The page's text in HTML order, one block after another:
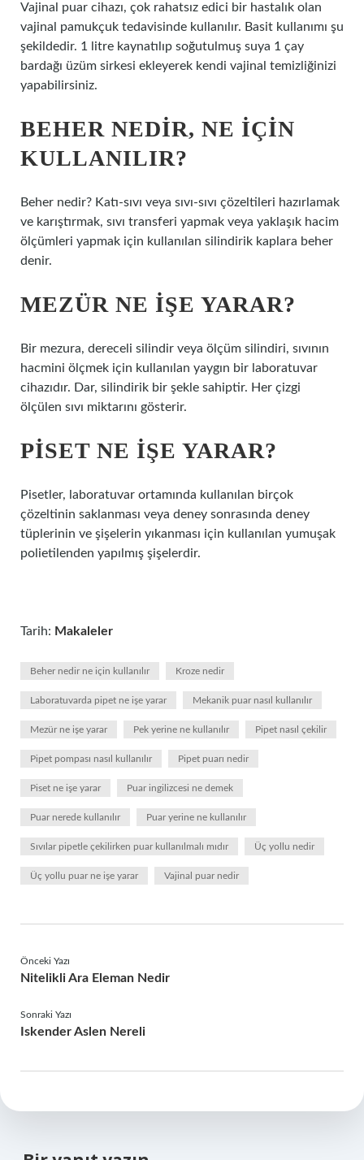
Vajinal puar cihazı, çok rahatsız edici bir hastalık olan
vajinal pamukçuk tedavisinde kullanılır. Basit kullanımı şu
şekildedir. 1 litre kaynatılıp soğutulmuş suya 1 çay
bardağı üzüm sirkesi ekleyerek kendi vajinal temizliğinizi
yapabilirsiniz.
BEHER NEDIR, NE IÇIN
KULLANILIR?
Beher nedir? Katı-sıvı veya sıvı-sıvı çözeltileri hazırlamak
ve karıştırmak, sıvı transferi yapmak veya yaklaşık hacim
ölçümleri yapmak için kullanılan silindirik kaplara beher
denir.
MEZÜR NE IŞE YARAR?
Bir mezura, dereceli silindir veya ölçüm silindiri, sıvının
hacmini ölçmek için kullanılan yaygın bir laboratuvar
cihazıdır. Dar, silindirik bir şekle sahiptir. Her çizgi
ölçülen sıvı miktarını gösterir.
PISET NE IŞE YARAR?
Pisetler, laboratuvar ortamında kullanılan birçok
çözeltinin saklanması veya deney sonrasında deney
tüplerinin ve şişelerin yıkanması için kullanılan yumuşak
polietilenden yapılmış şişelerdir.
Tarih: Makaleler
Beher nedir ne için kullanılır Kroze nedir
Laboratuvarda pipet ne işe yarar Mekanik puar nasıl kullanılır
Mezür ne işe yarar Pek yerine ne kullanılır Pipet nasıl çekilir
Pipet pompası nasıl kullanılır Pipet puarı nedir
Piset ne işe yarar Puar ingilizcesi ne demek
Puar nerede kullanılır Puar yerine ne kullanılır
Sıvılar pipetle çekilirken puar kullanılmalı mıdır Üç yollu nedir
Üç yollu puar ne işe yarar Vajinal puar nedir
Önceki Yazı
Nitelikli Ara Eleman Nedir
Sonraki Yazı
Iskender Aslen Nereli